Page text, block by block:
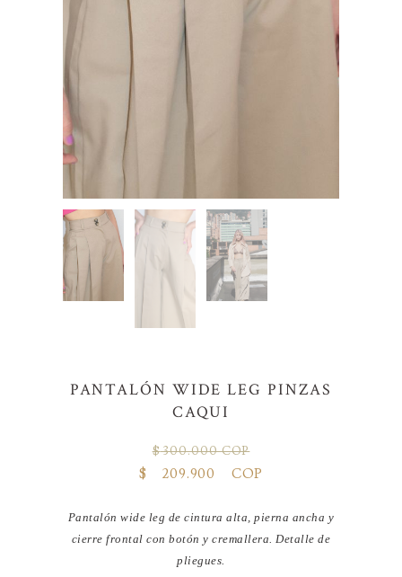
PANTALÓN WIDE LEG PINZAS
CAQUI
$300.000 COP
El
precio
era:
$ 300.000 COP.
$ 209.900 COP
El
precio
es:
$ 209.900 COP.
Pantalón wide leg de cintura alta, pierna ancha y
cierre frontal con botón y cremallera. Detalle de
pliegues.